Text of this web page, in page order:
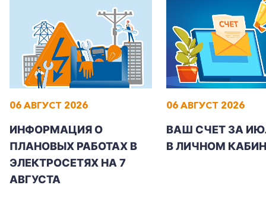
Корпоративным клиентам
06 АВГУСТ 2026
ИНФОРМАЦИЯ О
ПЛАНОВЫХ РАБОТАХ В
ЭЛЕКТРОСЕТЯХ НА 7
АВГУСТА
06 АВГУСТ 2026
ВАШ СЧЕТ ЗА
В ЛИЧНОМ